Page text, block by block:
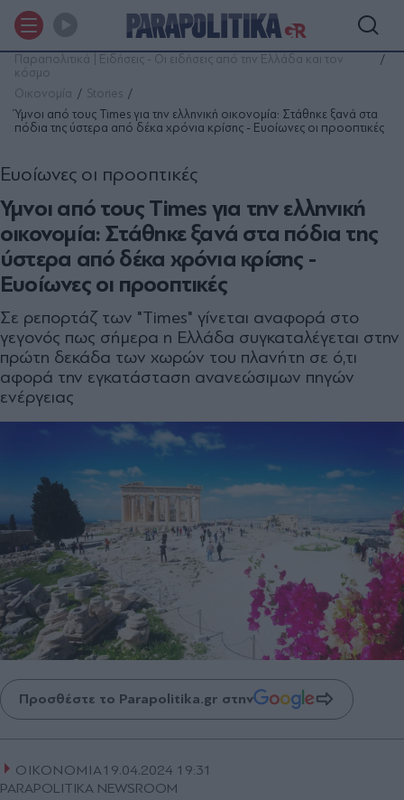
Παραπολιτικά | Ειδήσεις - Οι ειδήσεις από την Ελλάδα και τον
κόσμο
Οικονομία
Stories
Ύμνοι από τους Times για την ελληνική οικονομία: Στάθηκε ξανά στα
πόδια της ύστερα από δέκα χρόνια κρίσης - Ευοίωνες οι προοπτικές
Ύμνοι από τους Times για την ελληνική
οικονομία: Στάθηκε ξανά στα πόδια της
ύστερα από δέκα χρόνια κρίσης -
Ευοίωνες οι προοπτικές
Ευοίωνες οι προοπτικές
Σε ρεπορτάζ των "Times" γίνεται αναφορά στο
γεγονός πως σήμερα η Ελλάδα συγκαταλέγεται στην
πρώτη δεκάδα των χωρών του πλανήτη σε ό,τι
αφορά την εγκατάσταση ανανεώσιμων πηγών
ενέργειας
Προσθέστε το Parapolitika.gr στην
ΟΙΚΟΝΟΜΙΑ19.04.2024 19:31
PARAPOLITIKA NEWSROOM